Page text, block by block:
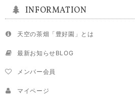
INFORMATION
天空の茶畑「豊好園」とは
最新お知らせBLOG
メンバー会員
マイページ